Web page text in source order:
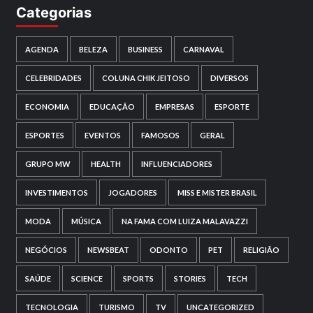
Categorias
AGENDA BELEZA BUSINESS CARNAVAL
CELEBRIDADES COLUNA CHIK JEITOSO DIVERSOS
ECONOMIA EDUCAÇÃO EMPRESAS ESPORTE
ESPORTES EVENTOS FAMOSOS GERAL
GRUPO MW HEALTH INFLUENCIADORES
INVESTIMENTOS JOGADORES MISS E MISTER BRASIL
MODA MÚSICA NA FAMA COM LUIZA MALAVAZZI
NEGÓCIOS NEWSBEAT ODONTO PET RELIGIÃO
SAÚDE SCIENCE SPORTS STORIES TECH
TECNOLOGIA TURISMO TV UNCATEGORIZED